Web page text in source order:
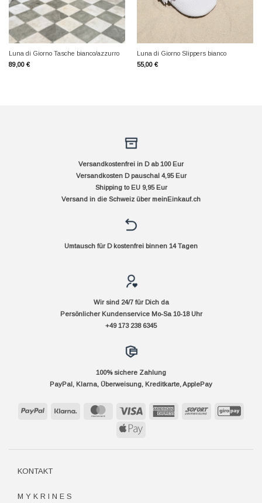
Luna di Giorno Tasche bianco/azzurro
89,00 €
Luna di Giorno Slippers bianco
55,00 €
Versandkostenfrei in D ab 100 Eur
Versandkosten D pauschal 4,95 Eur
Shipping to EU 9,95 Eur
Versand in die Schweiz über meinEinkauf.ch
Umtausch für D kostenfrei binnen 14 Tagen
Wir sind 24/7 für Dich da
Persönlicher Kundenservice Mo-Sa 10-18 Uhr
+49 173 238 6345
100% sichere Zahlung
PayPal, Klarna, Überweisung, Kreditkarte, ApplePay
PayPal Klarna MasterCard Visa
AmericanSofort
Apple
KONTAKT
M Y K R I N E S